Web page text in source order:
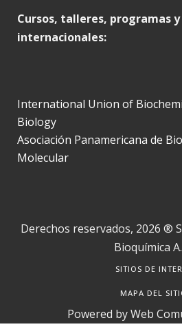
Cursos, talleres, programas
internacionales:
International Union of
Biology
Asociación Panamericana de
Molecular
Derechos reservados, 2026 ®
Bioquímica
SITIOS DE
MAPA DEL
Powered byWeb